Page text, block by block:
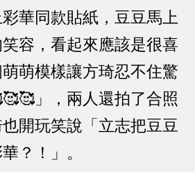
彩華同款貼紙，豆豆馬上
容，看起來應該是很喜
萌模樣讓方琦忍不住驚
」，兩人還拍了合照
開玩笑說「立志把豆豆
？！」。